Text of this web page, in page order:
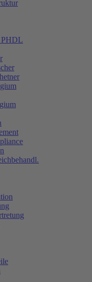
PHDL